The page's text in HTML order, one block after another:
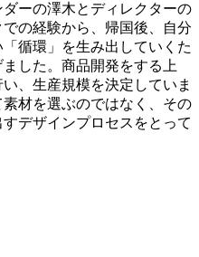
ーの澤木とディレクターの
の経験から、帰国後、自分
循環」を生み出していくた
した。商品開発をする上
、生産規模を決定していま
材を選ぶのではなく、その
デザインプロセスをとって